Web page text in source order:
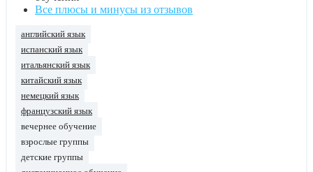
Все плюсы и минусы из отзывов
английский язык
испанский язык
итальянский язык
китайский язык
немецкий язык
французский язык
вечернее обучение
взрослые группы
детские группы